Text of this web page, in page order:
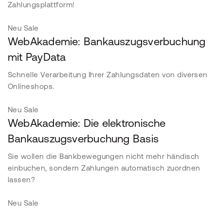
Zahlungsplattform!
Neu Sale
WebAkademie: Bankauszugsverbuchung
mit PayData
Schnelle Verarbeitung Ihrer Zahlungsdaten von diversen
Onlineshops.
Neu Sale
WebAkademie: Die elektronische
Bankauszugsverbuchung Basis
Sie wollen die Bankbewegungen nicht mehr händisch
einbuchen, sondern Zahlungen automatisch zuordnen
lassen?
Neu Sale